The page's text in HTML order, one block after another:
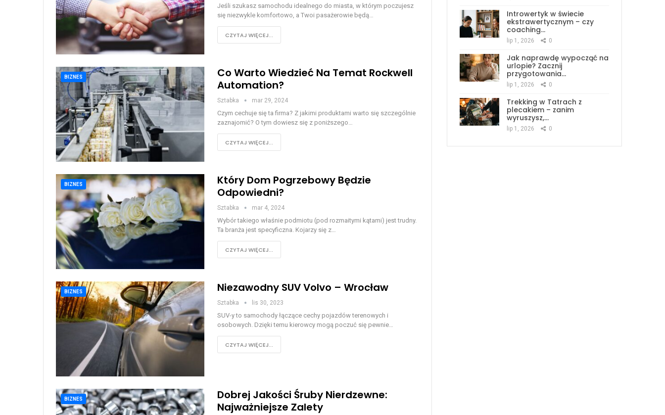
Jeśli szukasz samochodu idealnego do miasta, w którym poczujesz
się niezwykle komfortowo, a Twoi pasażerowie będą…
CZYTAJ WIĘCEJ...
BIZNES
Co Warto Wiedzieć Na Temat Rockwell
Automation?
Sztabka mar 29, 2024
Czym cechuje się ta firma? Z jakimi produktami warto się szczególnie
zaznajomić? O tym dowiesz się z poniższego…
CZYTAJ WIĘCEJ...
BIZNES
Który Dom Pogrzebowy Będzie
Odpowiedni?
Sztabka mar 4, 2024
Wybór takiego właśnie podmiotu (pod rozmaitymi kątami) jest trudny.
Ta branża jest specyficzna. Kojarzy się z…
CZYTAJ WIĘCEJ...
BIZNES Niezawodny SUV Volvo – Wrocław
Sztabka lis 30, 2023
SUV-y to samochody łączące cechy pojazdów terenowych i
osobowych. Dzięki temu kierowcy mogą poczuć się pewnie…
CZYTAJ WIĘCEJ...
BIZNES
Dobrej Jakości Śruby Nierdzewne:
Najważniejsze Zalety
Introwertyk w świecie
ekstrawertycznym – czy
coaching…
lip 1, 2026 0
Jak naprawdę wypocząć na
urlopie? Zacznij
przygotowania…
lip 1, 2026 0
Trekking w Tatrach z
plecakiem – zanim
wyruszysz,…
lip 1, 2026 0